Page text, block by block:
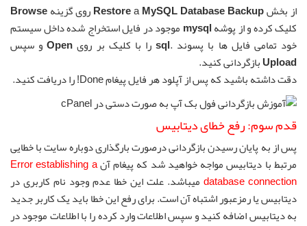
از بخش RestoreaMySQL Database Backup روی گزینهBrowse
کلیک کرده و از پوشهmysql موجود در فایل استخراج شده داخل سیستم
خود تمامی فایل ها با پسوند .sqlرا با کلیک بر روی Openو سپس
Uploadبازگردانی کنید.
دقت داشته باشید که پس از آپلود هر فایل پیغام Done! را دریافت کنید.
قدم سوم: رفع خطای دیتابیس
پس از به پایان رسیدن بازگردانی درصورت بارگذاری دوباره سایت با خطایی
مرتبط با دیتابیس مواجه خواهید شد که پیغام آنError establishing a
database connection میباشد. علت این خطا عدم وجود نام کاربری در
دیتابیس یا رمزعبور اشتباه آن است. برای رفع این خطا باید یک کاربر جدید
به دیتابیس اضافه کنید و سپس اطلاعات وارد کرده را با اطلاعات موجود در